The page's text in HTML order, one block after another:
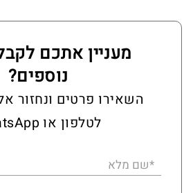
מעניין אתכם
נוספים?
השאירו פרטים ונחזור
לטלפון או WhatsApp
*שם מלא